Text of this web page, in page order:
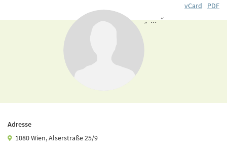
vCard
PDF
„ ... “
Adresse
1080 Wien, Alserstraße 25/9